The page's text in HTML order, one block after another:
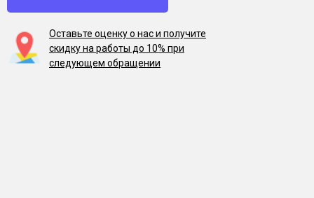
Оставьте оценку о нас и получите
скидку на работы до 10% при
следующем обращении